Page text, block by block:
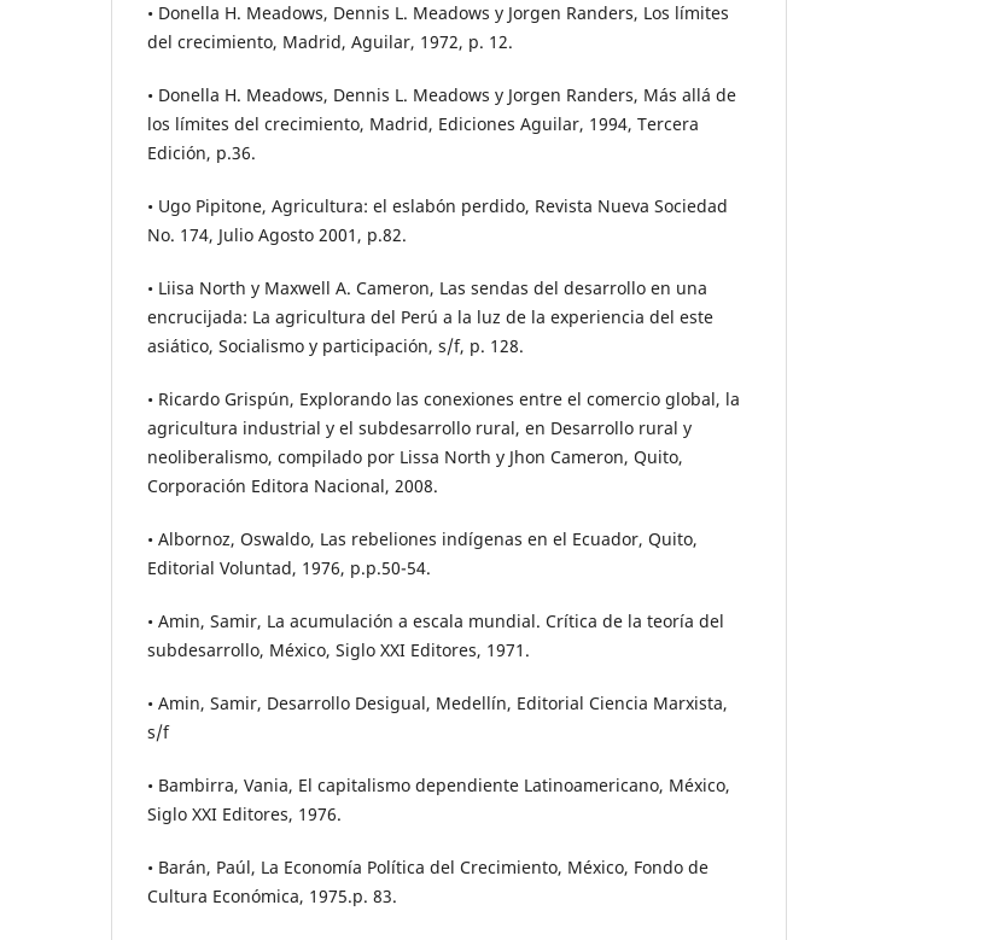
• Donella H. Meadows, Dennis L. Meadows y Jorgen Randers, Los límites
del crecimiento, Madrid, Aguilar, 1972, p. 12.
• Donella H. Meadows, Dennis L. Meadows y Jorgen Randers, Más allá de
los límites del crecimiento, Madrid, Ediciones Aguilar, 1994, Tercera
Edición, p.36.
• Ugo Pipitone, Agricultura: el eslabón perdido, Revista Nueva Sociedad
No. 174, Julio Agosto 2001, p.82.
• Liisa North y Maxwell A. Cameron, Las sendas del desarrollo en una
encrucijada: La agricultura del Perú a la luz de la experiencia del este
asiático, Socialismo y participación, s/f, p. 128.
• Ricardo Grispún, Explorando las conexiones entre el comercio global, la
agricultura industrial y el subdesarrollo rural, en Desarrollo rural y
neoliberalismo, compilado por Lissa North y Jhon Cameron, Quito,
Corporación Editora Nacional, 2008.
• Albornoz, Oswaldo, Las rebeliones indígenas en el Ecuador, Quito,
Editorial Voluntad, 1976, p.p.50-54.
• Amin, Samir, La acumulación a escala mundial. Crítica de la teoría del
subdesarrollo, México, Siglo XXI Editores, 1971.
• Amin, Samir, Desarrollo Desigual, Medellín, Editorial Ciencia Marxista,
s/f
• Bambirra, Vania, El capitalismo dependiente Latinoamericano, México,
Siglo XXI Editores, 1976.
• Barán, Paúl, La Economía Política del Crecimiento, México, Fondo de
Cultura Económica, 1975.p. 83.